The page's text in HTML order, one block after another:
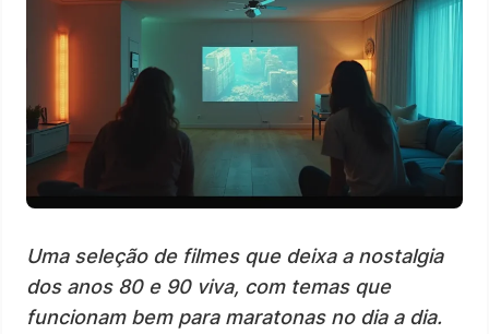
Uma seleção de filmes que deixa a nostalgia
dos anos 80 e 90 viva, com temas que
funcionam bem para maratonas no dia a dia.